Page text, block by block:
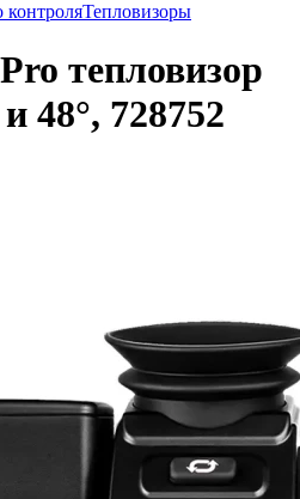
Тепловизоры
тепловизор
48°, 728752